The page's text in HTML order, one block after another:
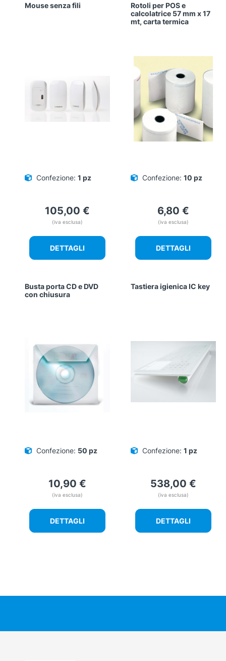
Mouse senza fili
Confezione: 1 pz
105,00 €
(iva esclusa)
DETTAGLI
Rotoli per POS e
calcolatrice 57 mm x 17
mt, carta termica
Confezione: 10 pz
6,80 €
(iva esclusa)
DETTAGLI
Busta porta CD e DVD
con chiusura
Confezione: 50 pz
10,90 €
(iva esclusa)
DETTAGLI
Tastiera igienica IC key
Confezione: 1 pz
538,00 €
(iva esclusa)
DETTAGLI